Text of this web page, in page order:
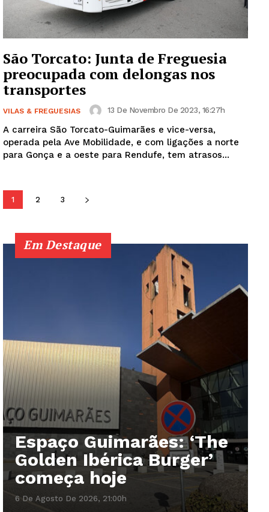
SUBSCREVA JÁ!
Institucional
Artigos
Europa
Grande Entrevista
Quero ser Assinante
São Torcato: Junta de Freguesia
preocupada com delongas nos
transportes
VILAS & FREGUESIAS 13 De Novembro De 2023, 16:27h
A carreira São Torcato-Guimarães e vice-versa,
operada pela Ave Mobilidade, e com ligações a norte
para Gonça e a oeste para Rendufe, tem atrasos...
1 2 3
Em Destaque
Espaço Guimarães: ‘The
Golden Ibérica Burger’
começa hoje
6 De Agosto De 2026, 21:00h